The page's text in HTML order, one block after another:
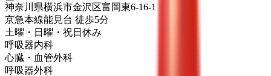
神奈川県横浜市金沢区富岡東6-16-1
京急本線能見台 徒歩5分
土曜・日曜・祝日 休み
呼吸器内科
心臓・血管外科
呼吸器外科